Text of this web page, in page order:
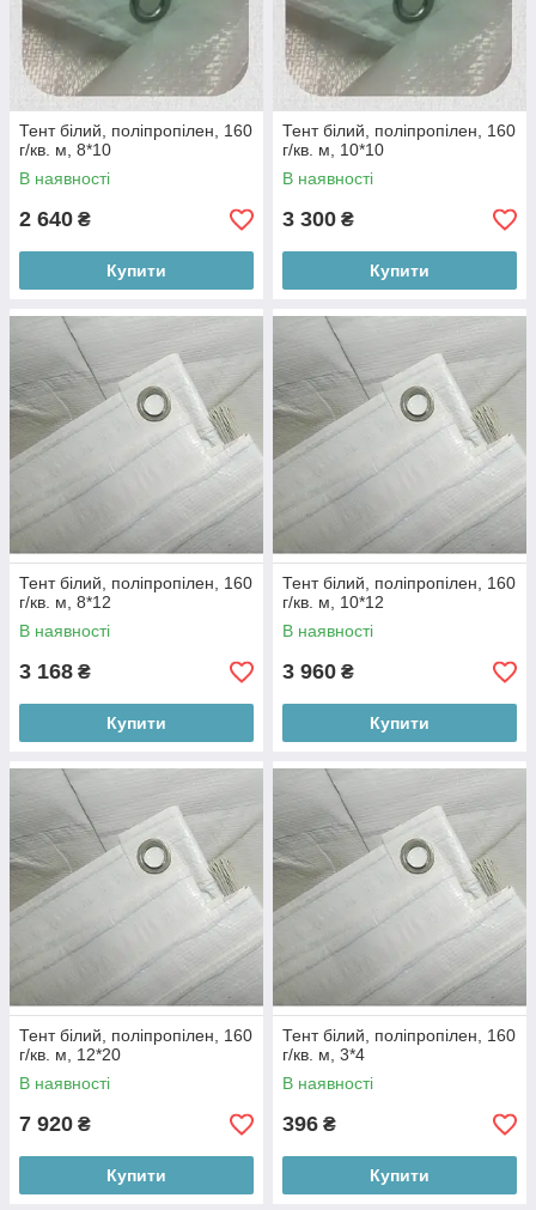
Тент білий, поліпропілен, 160
г/кв. м, 8*10
В наявності
2 640 ₴
Купити
Тент білий, поліпропілен, 160
г/кв. м, 10*10
В наявності
3 300 ₴
Купити
Тент білий, поліпропілен, 160
г/кв. м, 8*12
В наявності
3 168 ₴
Купити
Тент білий, поліпропілен, 160
г/кв. м, 10*12
В наявності
3 960 ₴
Купити
Тент білий, поліпропілен, 160
г/кв. м, 12*20
В наявності
7 920 ₴
Купити
Тент білий, поліпропілен, 160
г/кв. м, 3*4
В наявності
396 ₴
Купити